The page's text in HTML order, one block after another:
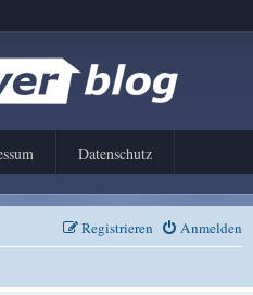
Datenschutz
Anmelden
Registrieren